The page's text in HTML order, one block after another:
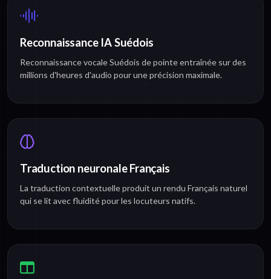
Reconnaissance IA Suédois
Reconnaissance vocale Suédois de pointe entraînée sur des
millions d'heures d'audio pour une précision maximale.
Traduction neuronale Français
La traduction contextuelle produit un rendu Français naturel
qui se lit avec fluidité pour les locuteurs natifs.